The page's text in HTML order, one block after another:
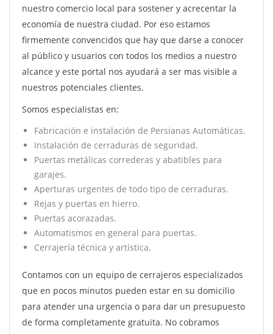
nuestro comercio local para sostener y acrecentar la
economía de nuestra ciudad. Por eso estamos
firmemente convencidos que hay que darse a conocer
al público y usuarios con todos los medios a nuestro
alcance y este portal nos ayudará a ser mas visible a
nuestros potenciales clientes.
Somos especialistas en:
Fabricación e instalación de Persianas Automáticas.
Instalación de cerraduras de seguridad.
Puertas metálicas correderas y abatibles para
garajes.
Aperturas urgentes de todo tipo de cerraduras.
Rejas y puertas en hierro.
Puertas acorazadas.
Automatismos en general para puertas.
Cerrajería técnica y artística.
Contamos con un equipo de cerrajeros especializados
que en pocos minutos pueden estar en su domicilio
para atender una urgencia o para dar un presupuesto
de forma completamente gratuita. No cobramos